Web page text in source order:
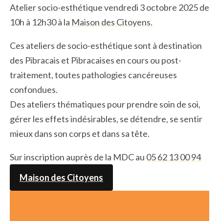
Atelier socio-esthétique vendredi 3 octobre 2025 de
10h à 12h30 à la Maison des Citoyens.
Ces ateliers de socio-esthétique sont à destination
des Pibracais et Pibracaises en cours ou post-
traitement, toutes pathologies cancéreuses
confondues.
Des ateliers thématiques pour prendre soin de soi,
gérer les effets indésirables, se détendre, se sentir
mieux dans son corps et dans sa tête.
Sur inscription auprès de la MDC au 05 62 13 00 94
Maison des Citoyens